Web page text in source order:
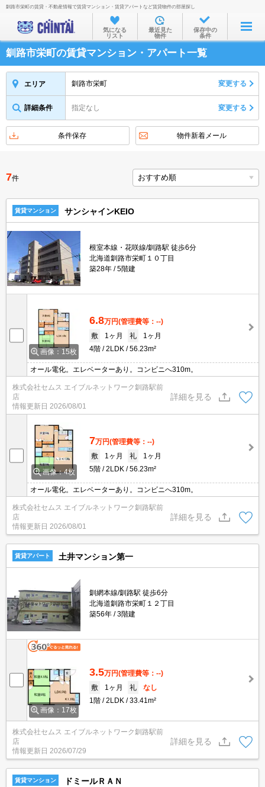
お部屋を探す
沿線・駅から
住所から
物件特集から
不動産会社から
TOP
釧路市栄町の賃貸・不動産情報で賃貸マンション・賃貸アパートなど賃貸物件の部屋探し
気になる
リスト
最近見た
物件
保存中の
条件
釧路市栄町の賃貸マンション・アパート一覧
エリア 釧路市栄町 変更する
詳細条件 指定なし 変更する
条件保存 物件新着メール
7件
賃貸マンション サンシャインKEIO
根室本線・花咲線/釧路駅 徒歩6分
北海道釧路市栄町１０丁目
築28年
5階建
画像：15枚
6.8万円(管理費等：--)
敷
1ヶ月 礼
1ヶ月
4階
2LDK 56.23m²
オール電化。エレベーターあり。コンビニへ310m。
株式会社セムス エイブルネットワーク釧路駅前
店
情報更新日 2026/08/01
詳細を見る
画像：4枚
7万円(管理費等：--)
敷
1ヶ月 礼
1ヶ月
5階
2LDK 56.23m²
オール電化。エレベーターあり。コンビニへ310m。
株式会社セムス エイブルネットワーク釧路駅前
店
情報更新日 2026/08/01
詳細を見る
賃貸アパート 土井マンション第一
釧網本線/釧路駅 徒歩6分
北海道釧路市栄町１２丁目
築56年
3階建
画像：17枚
3.5万円(管理費等：--)
敷
1ヶ月 礼
なし
1階
2LDK 33.41m²
株式会社セムス エイブルネットワーク釧路駅前
店
情報更新日 2026/07/29
詳細を見る
賃貸マンション ドミールＲＡＮ